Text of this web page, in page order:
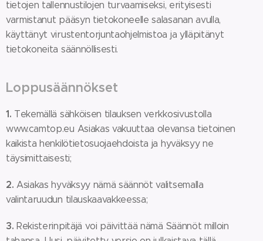
tietojen tallennustilojen turvaamiseksi, erityisesti
varmistanut pääsyn tietokoneelle salasanan avulla,
käyttänyt virustentorjuntaohjelmistoa ja ylläpitänyt
tietokoneita säännöllisesti.
Loppusäännökset
1. Tekemällä sähköisen tilauksen verkkosivustolla
www.camtop.eu Asiakas vakuuttaa olevansa tietoinen
kaikista henkilötietosuojaehdoista ja hyväksyy ne
täysimittaisesti;
2.Asiakas hyväksyy nämä säännöt valitsemalla
valintaruudun tilauskaavakkeessa;
3.Rekisterinpitäjä voi päivittää nämä Säännöt milloin